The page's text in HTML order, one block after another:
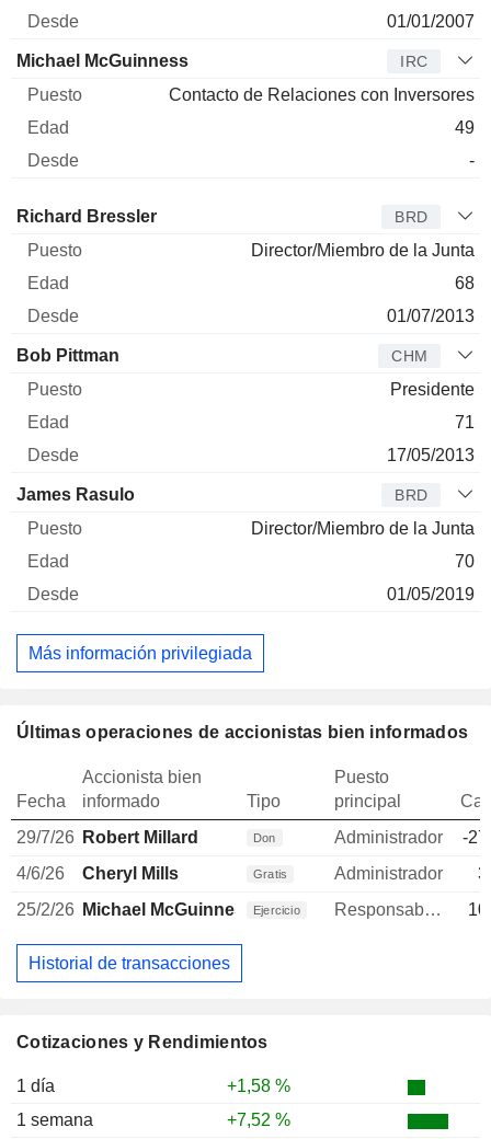
Cotizaciones y Rendimientos
1 día
+1,58 %
1 semana
+7,52 %
01/01/2007
Michael McGuinness IRC
Contacto de Relaciones con Inversores
49
-
Administrador Puesto
Richard Bressler BRD
Director/Miembro de la Junta
68
01/07/2013
Bob Pittman CHM
Presidente
71
17/05/2013
James Rasulo BRD
Director/Miembro de la Junta
70
01/05/2019
Más información privilegiada
Últimas operaciones de accionistas bien informados
Fecha
Accionista bien
informado
Tipo
Puesto
principal
29/7/26 Robert Millard Don Administrador
-
4/6/26
Cheryl Mills Gratis Administrador
25/2/26 Michael McGuinness Ejercicio Responsable de relaciones con inversores
Historial de transacciones